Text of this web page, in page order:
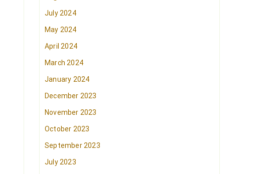
July 2024
May 2024
April 2024
March 2024
January 2024
December 2023
November 2023
October 2023
September 2023
July 2023